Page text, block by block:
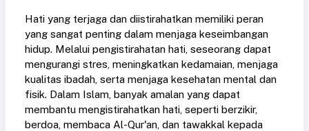
Hati yang terjaga dan diistirahatkan memiliki peran
yang sangat penting dalam menjaga keseimbangan
hidup. Melalui pengistirahatan hati, seseorang dapat
mengurangi stres, meningkatkan kedamaian, menjaga
kualitas ibadah, serta menjaga kesehatan mental dan
fisik. Dalam Islam, banyak amalan yang dapat
membantu mengistirahatkan hati, seperti berzikir,
berdoa, membaca Al-Qur'an, dan tawakkal kepada